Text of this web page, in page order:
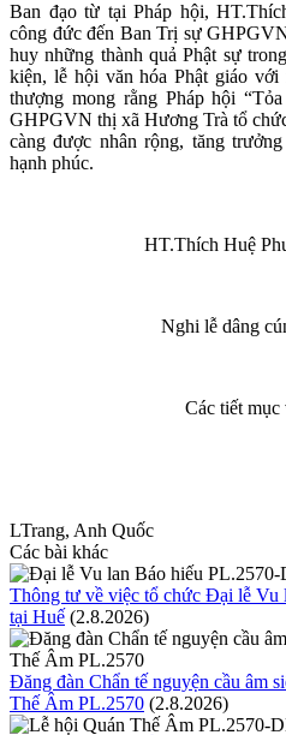
Ban đạo từ tại Pháp hội,
công đức đến Ban Trị sự
huy những thành quả Phật sự
kiện, lễ hội văn hóa Phật giáo
thượng mong rằng Pháp hội
GHPGVN thị xã Hương Trà tổ
càng được nhân rộng, tăng
hạnh phúc.
HT.Thích Huệ
Nghi lễ dâng
Các tiết mục
LTrang, Anh Quốc
Các bài khác
Thông tư về việc tổ chức Đại lễ
tại Huế (2.8.2026)
Đăng đàn Chẩn tế nguyện cầu âm
Thế Âm PL.2570 (2.8.2026)